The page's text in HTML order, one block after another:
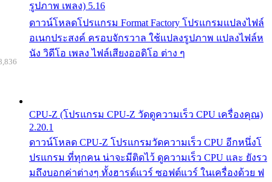
รูปภาพ เพลง) 5.16
ดาวน์โหลดโปรแกรม Format Factory โปรแกรมแปลงไฟล์
อเนกประสงค์ ครอบจักรวาล ใช้แปลงรูปภาพ แปลงไฟล์ห
นัง วิดีโอ เพลง ไฟล์เสียงออดิโอ ต่าง ๆ
CPU-Z (โปรแกรม CPU-Z วัดดูความเร็ว CPU เครื่องคุณ)
2.20.1
ดาวน์โหลด CPU-Z โปรแกรมวัดความเร็ว CPU อีกหนึ่งโ
ปรแกรม ที่ทุกคน น่าจะมีติดไว้ ดูความเร็ว CPU และ ยังรว
มถึงบอกค่าต่างๆ ทั้งฮารด์แวร์ ซอฟต์แวร์ ในเครื่องด้วย ฟ